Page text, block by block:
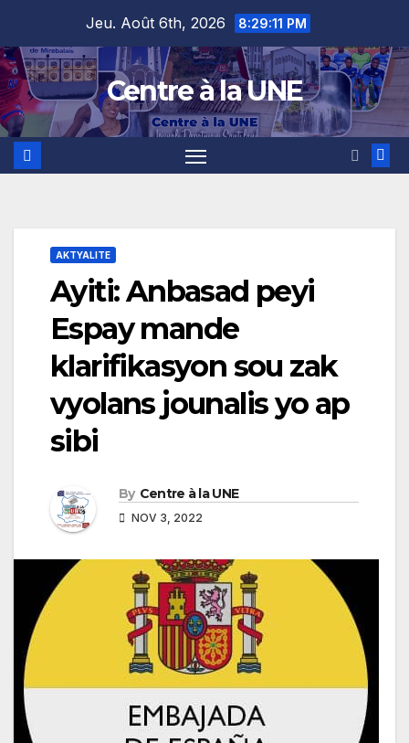
content
Jeu. Août 6th, 2026 8:29:12 PM
Centre à la UNE
AKTYALITE
Ayiti: Anbasad peyi
Espay mande
klarifikasyon sou zak
vyolans jounalis yo ap
sibi
By Centre à la UNE
NOV 3, 2022